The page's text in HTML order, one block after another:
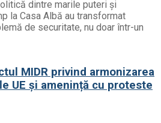
dintre marile puteri și
la Casa Albă au transformat
de securitate, nu doar într-un
MIDR privind armonizarea
UE și amenință cu proteste